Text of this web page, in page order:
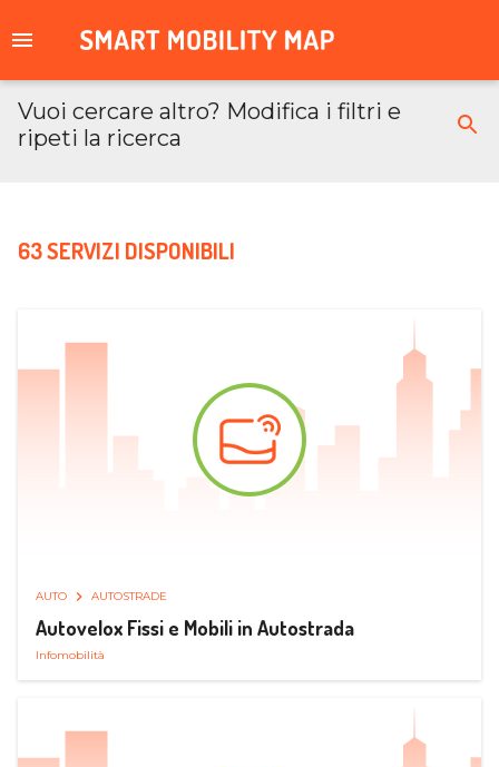
Vuoi cercare altro? Modifica i filtri e
ripeti la ricerca
63 SERVIZI DISPONIBILI
AUTO AUTOSTRADE
Autovelox Fissi e Mobili in Autostrada
Infomobilità